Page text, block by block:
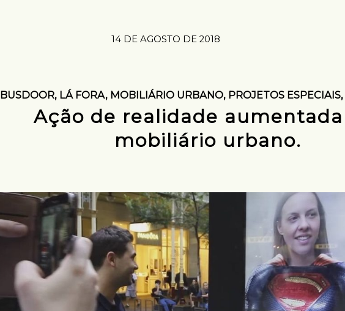
14 DE AGOSTO DE 2018
BUSDOOR, LÁ FORA, MOBILIÁRIO URBANO, PROJETOS ESPECIAIS,
Ação de realidade
mobiliário urbano.